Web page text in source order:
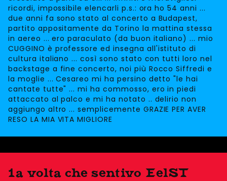
ricordi, impossibile elencarli p.s.: ora ho 54 anni ...
due anni fa sono stato al concerto a Budapest,
partito appositamente da Torino la mattina stessa
in aereo ... ero paraculato (da buon italiano) ... mio
CUGGINO è professore ed insegna all'istituto di
cultura italiano ... così sono stato con tutti loro nel
backstage a fine concerto, noi più Rocco Siffredi e
la moglie ... Cesareo mi ha persino detto "le hai
cantate tutte" ... mi ha commosso, ero in piedi
attaccato al palco e mi ha notato .. delirio non
aggiungo altro ... semplicemente GRAZIE PER AVER
RESO LA MIA VITA MIGLIORE
1a volta che sentivo EelST